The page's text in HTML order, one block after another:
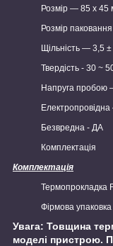
Розмір — 85 х
Розмір
Щільність — 3,5
Твердість - 30 ~
Напруга пробою
Безвредна - ДА
Комплектація
Комплектація
Термопрокладка
Фірмова
Увага: Товщина
моделі пристрою.